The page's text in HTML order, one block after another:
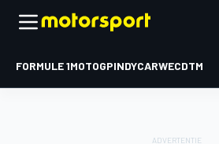
FORMULE 1MOTOGPINDYCARWECDTM